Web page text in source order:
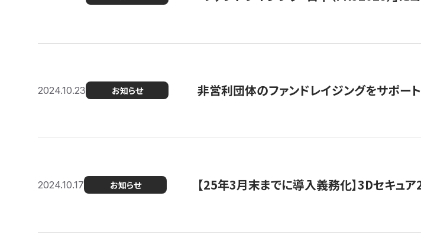
2024.10.23 お知らせ 非営利団体のファンドレイジングをサポー
2024.10.17 お知らせ 【25年3月末までに導入義務化】3Dセキュ